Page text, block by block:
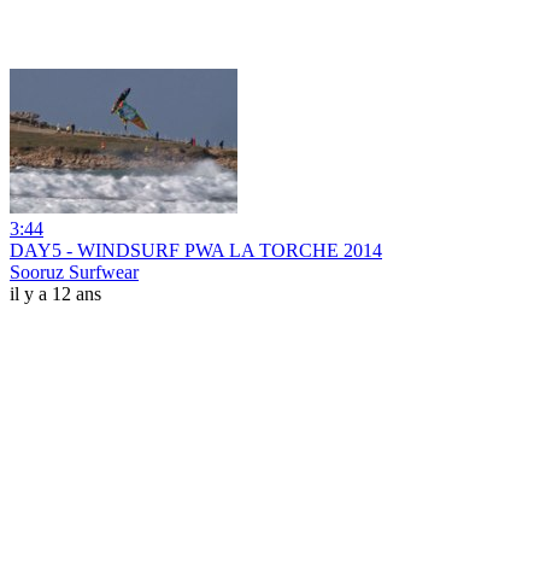
3:44
DAY5 - WINDSURF PWA LA TORCHE 2014
Sooruz Surfwear
il y a 12 ans